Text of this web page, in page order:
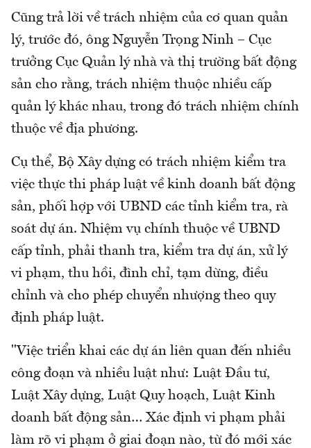
Cũng trả lời về trách nhiệm của cơ quan quản
lý, trước đó, ông Nguyễn Trọng Ninh – Cục
trưởng Cục Quản lý nhà và thị trường bất động
sản cho rằng, trách nhiệm thuộc nhiều cấp
quản lý khác nhau, trong đó trách nhiệm chính
thuộc về địa phương.
Cụ thể, Bộ Xây dựng có trách nhiệm kiểm tra
việc thực thi pháp luật về kinh doanh bất động
sản, phối hợp với UBND các tỉnh kiểm tra, rà
soát dự án. Nhiệm vụ chính thuộc về UBND
cấp tỉnh, phải thanh tra, kiểm tra dự án, xử lý
vi phạm, thu hồi, đình chỉ, tạm dừng, điều
chỉnh và cho phép chuyển nhượng theo quy
định pháp luật.
"Việc triển khai các dự án liên quan đến nhiều
công đoạn và nhiều luật như: Luật Đầu tư,
Luật Xây dựng, Luật Quy hoạch, Luật Kinh
doanh bất động sản… Xác định vi phạm phải
làm rõ vi phạm ở giai đoạn nào, từ đó mới xác